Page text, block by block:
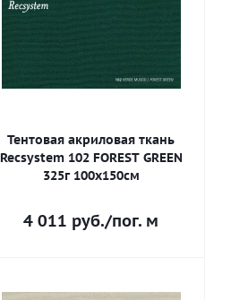
Тентовая акриловая ткань
Recsystem 102 FOREST GREEN
325г 100х150см
4 011 руб./пог. м